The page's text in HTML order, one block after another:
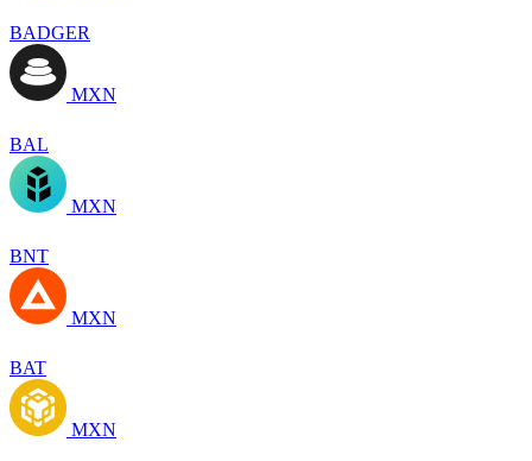
BADGER
MXN
BAL
MXN
BNT
MXN
BAT
MXN